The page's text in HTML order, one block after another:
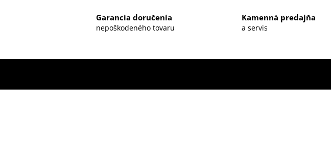
Garancia doručenia
nepoškodeného tovaru
Kamenná predajňa
a servis